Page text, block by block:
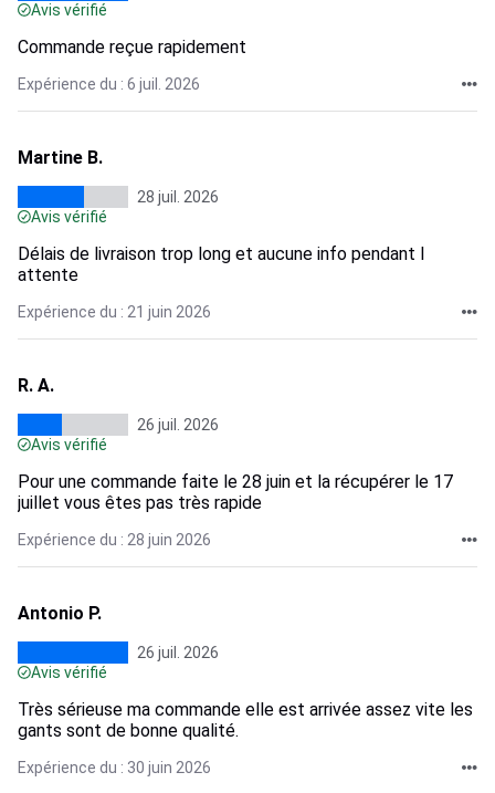
Avis vérifié
Commande reçue rapidement
Expérience du : 6 juil. 2026
Martine B.
28 juil. 2026
Avis vérifié
Délais de livraison trop long et aucune info pendant l
attente
Expérience du : 21 juin 2026
R. A.
26 juil. 2026
Avis vérifié
Pour une commande faite le 28 juin et la récupérer le 17
juillet vous êtes pas très rapide
Expérience du : 28 juin 2026
Antonio P.
26 juil. 2026
Avis vérifié
Très sérieuse ma commande elle est arrivée assez vite les
gants sont de bonne qualité.
Expérience du : 30 juin 2026